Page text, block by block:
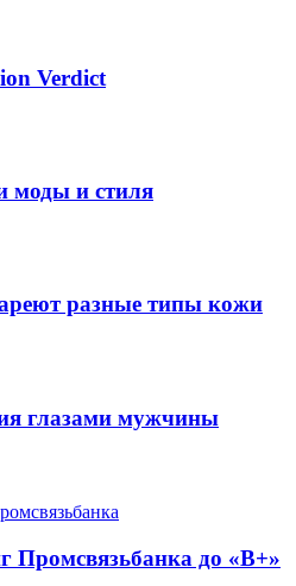
Verdict
моды и стиля
разные типы кожи
глазами мужчины
Промсвязьбанка до «B+»